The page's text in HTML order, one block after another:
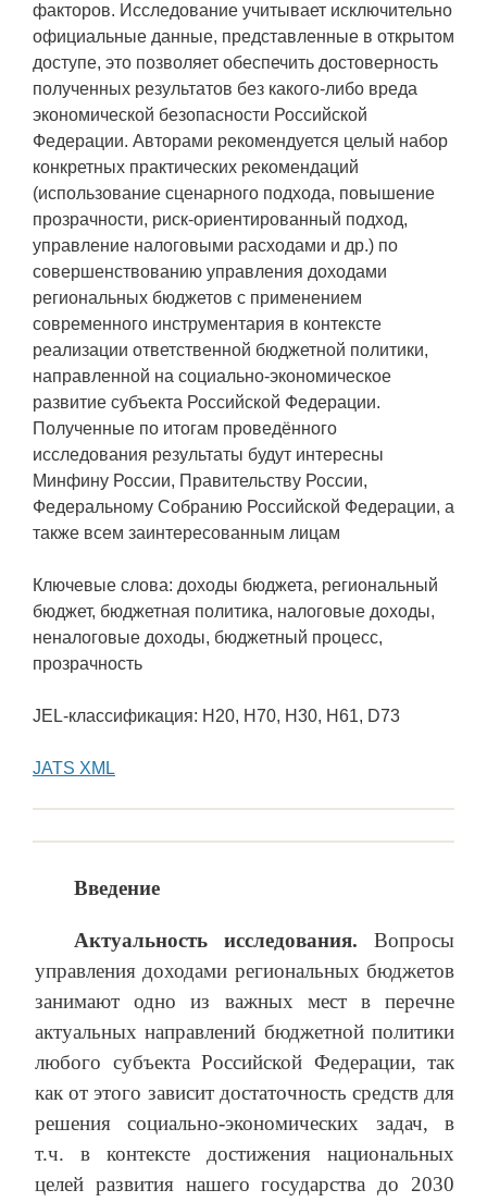
факторов. Исследование учитывает исключительно
официальные данные, представленные в открытом
доступе, это позволяет обеспечить достоверность
полученных результатов без какого-либо вреда
экономической безопасности Российской
Федерации. Авторами рекомендуется целый набор
конкретных практических рекомендаций
(использование сценарного подхода, повышение
прозрачности, риск-ориентированный подход,
управление налоговыми расходами и др.) по
совершенствованию управления доходами
региональных бюджетов с применением
современного инструментария в контексте
реализации ответственной бюджетной политики,
направленной на социально-экономическое
развитие субъекта Российской Федерации.
Полученные по итогам проведённого
исследования результаты будут интересны
Минфину России, Правительству России,
Федеральному Собранию Российской Федерации, а
также всем заинтересованным лицам
Ключевые слова: доходы бюджета, региональный
бюджет, бюджетная политика, налоговые доходы,
неналоговые доходы, бюджетный процесс,
прозрачность
JEL-классификация: H20, H70, H30, H61, D73
JATS XML
Введение
Актуальность исследования. Вопросы
управления доходами региональных бюджетов
занимают одно из важных мест в перечне
актуальных направлений бюджетной политики
любого субъекта Российской Федерации, так
как от этого зависит достаточность средств для
решения социально-экономических задач, в
т.ч. в контексте достижения национальных
целей развития нашего государства до 2030